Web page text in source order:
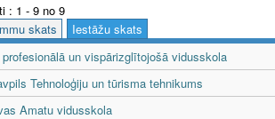
: 1 - 9 no 9
skats
Iestāžu skats
un vispārizglītojošā vidusskola
Tehnoloģiju un tūrisma tehnikums
Amatu vidusskola